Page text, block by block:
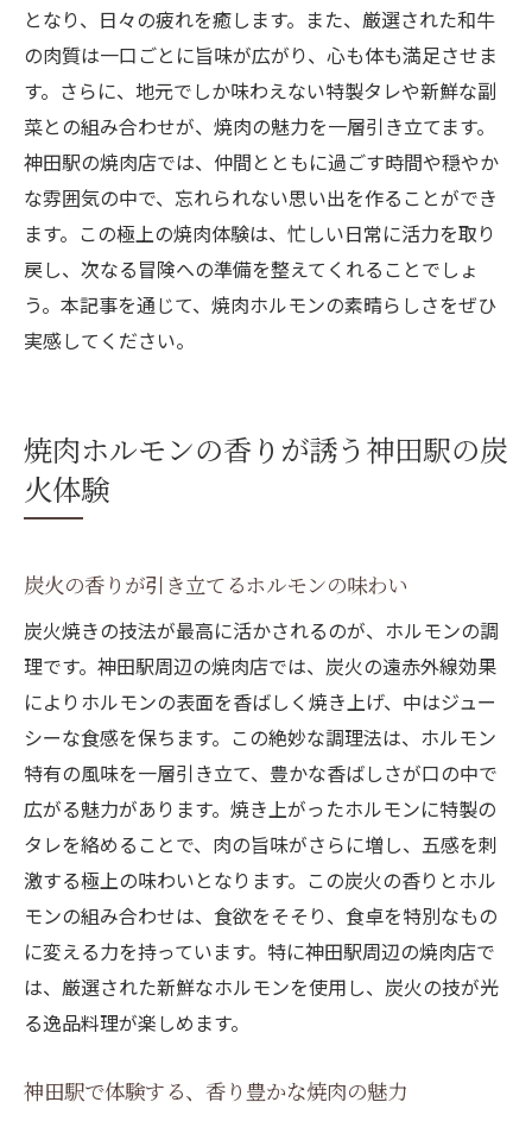
となり、日々の疲れを癒します。また、厳選された和牛
の肉質は一口ごとに旨味が広がり、心も体も満足させま
す。さらに、地元でしか味わえない特製タレや新鮮な副
菜との組み合わせが、焼肉の魅力を一層引き立てます。
神田駅の焼肉店では、仲間とともに過ごす時間や穏やか
な雰囲気の中で、忘れられない思い出を作ることができ
ます。この極上の焼肉体験は、忙しい日常に活力を取り
戻し、次なる冒険への準備を整えてくれることでしょ
う。本記事を通じて、焼肉ホルモンの素晴らしさをぜひ
実感してください。
焼肉ホルモンの香りが誘う神田駅の炭
火体験
炭火の香りが引き立てるホルモンの味わい
炭火焼きの技法が最高に活かされるのが、ホルモンの調
理です。神田駅周辺の焼肉店では、炭火の遠赤外線効果
によりホルモンの表面を香ばしく焼き上げ、中はジュー
シーな食感を保ちます。この絶妙な調理法は、ホルモン
特有の風味を一層引き立て、豊かな香ばしさが口の中で
広がる魅力があります。焼き上がったホルモンに特製の
タレを絡めることで、肉の旨味がさらに増し、五感を刺
激する極上の味わいとなります。この炭火の香りとホル
モンの組み合わせは、食欲をそそり、食卓を特別なもの
に変える力を持っています。特に神田駅周辺の焼肉店で
は、厳選された新鮮なホルモンを使用し、炭火の技が光
る逸品料理が楽しめます。
神田駅で体験する、香り豊かな焼肉の魅力